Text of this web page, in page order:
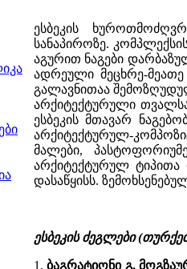
ესბეკის
სანაპიროზე.
აგურით ნაგები
ადრეული მეცხრე-მეათე
გალავნითაა
არქიტექტურული
ესბეკის მთავარ
არქიტექტურულ-
მალები,
არქიტექტურულ ტიპითა
დასაწყისს.
ესბეკის ძეგლები
1.ბაგრატიონი გ.